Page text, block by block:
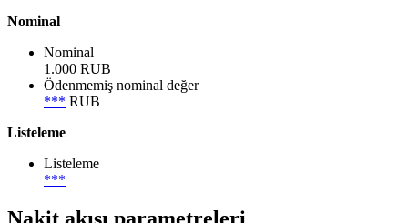
Nominal
Nominal
1.000 RUB
Ödenmemiş nominal değer
*** RUB
Listeleme
Listeleme
***